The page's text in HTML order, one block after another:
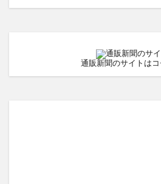
通販新聞のサイトは